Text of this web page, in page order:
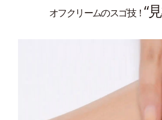
オフクリームのスゴ技！“